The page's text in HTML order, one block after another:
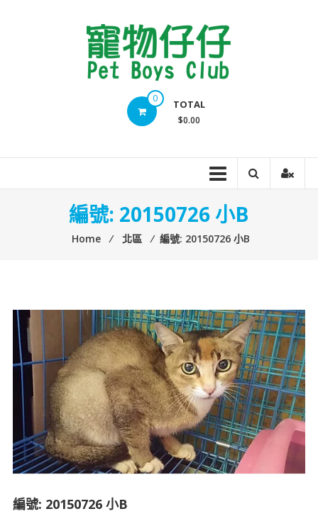
0 TOTAL
$0.00
編號: 20150726 小B
Home ⁄ 北區 ⁄ 編號: 20150726 小B
編號: 20150726 小B